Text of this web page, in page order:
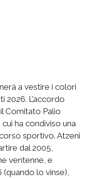
a vestire i colori
2026. L’accordo
Comitato Palio
ha condiviso una
sportivo. Atzeni
dal 2005,
ventenne, e
(quando lo vinse),